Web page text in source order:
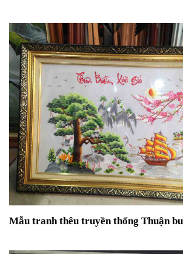
Mẫu tranh thêu truyền thống Thuận